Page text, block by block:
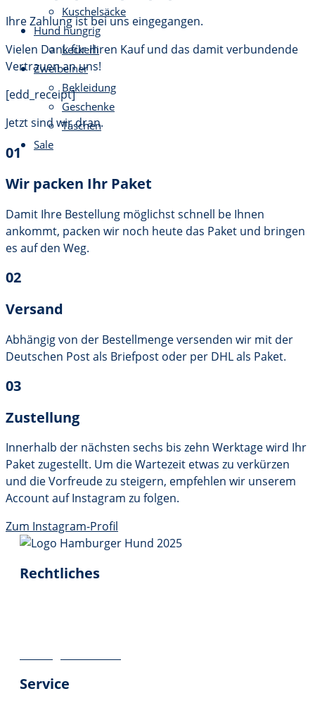
Kuschelsäcke
Hund hungrig
Leckerli
Zweibeiner
Bekleidung
Geschenke
Taschen
Sale
Ihre Zahlung ist bei uns eingegangen.
Vielen Dank für Ihren Kauf und das damit verbundende
Vertrauen an uns!
[edd_receipt]
Jetzt sind wir dran.
01
Wir packen Ihr Paket
Damit Ihre Bestellung möglichst schnell be Ihnen
ankommt, packen wir noch heute das Paket und bringen
es auf den Weg.
02
Versand
Abhängig von der Bestellmenge versenden wir mit der
Deutschen Post als Briefpost oder per DHL als Paket.
03
Zustellung
Innerhalb der nächsten sechs bis zehn Werktage wird Ihr
Paket zugestellt. Um die Wartezeit etwas zu verkürzen
und die Vorfreude zu steigern, empfehlen wir unserem
Account auf Instagram zu folgen.
Zum Instagram-Profil
Rechtliches
Service